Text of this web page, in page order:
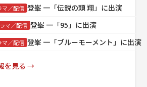
マ／配信 登峯 一「伝説の頭 翔」に出演
マ／配信 登峯 一「95」に出演
マ／配信 登峯 一「ブルーモーメント」に出演
を見る →